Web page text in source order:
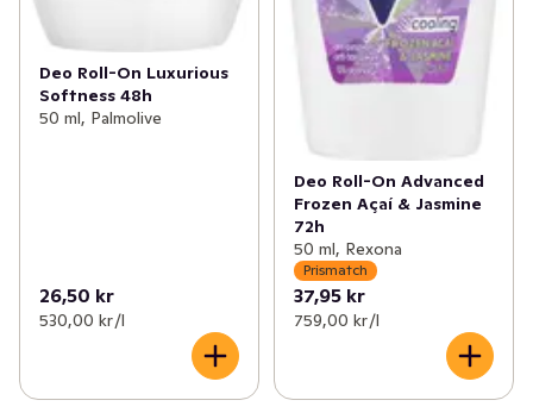
Deo Roll-On Luxurious
Softness 48h
50 ml, Palmolive
26,50 kr
530,00 kr /l
Deo Roll-On Advanced
Frozen Açaí & Jasmine
72h
50 ml, Rexona
Prismatch
37,95 kr
759,00 kr /l